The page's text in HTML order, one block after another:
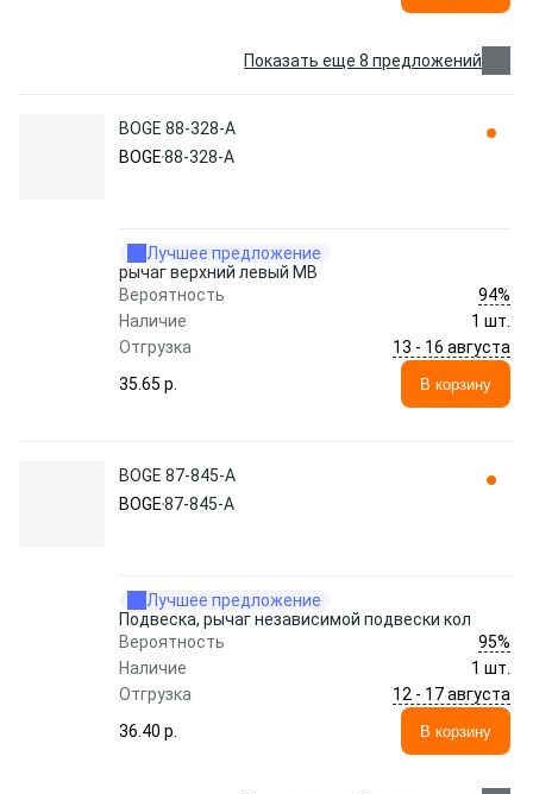
Показать еще 8 предложений
BOGE 88-328-A
BOGE88-328-A
Лучшее предложение
рычаг верхний левый MB
Вероятность
94%
Наличие
1 шт.
Отгрузка
13 - 16 августа
35.65 p.
В корзину
BOGE 87-845-A
BOGE87-845-A
Лучшее предложение
Подвеска, рычаг независимой подвески кол
Вероятность
95%
Наличие
1 шт.
Отгрузка
12 - 17 августа
36.40 p.
В корзину